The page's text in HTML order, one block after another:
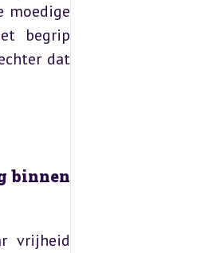
moedige
begrip
dat
binnen
vrijheid